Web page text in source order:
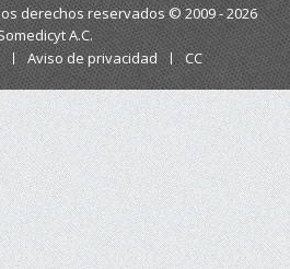
derechos reservados © 2009 - 2026
A.C.
Aviso de privacidad CC